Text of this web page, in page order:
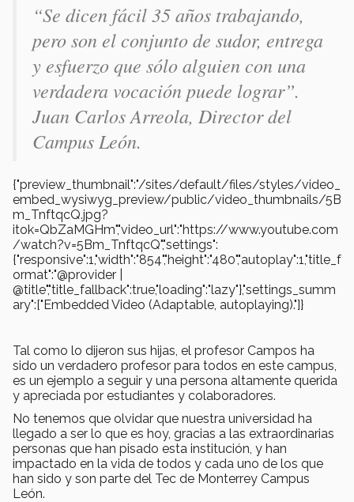
“Se dicen fácil 35 años trabajando,
pero son el conjunto de sudor, entrega
y esfuerzo que sólo alguien con una
verdadera vocación puede lograr”.
Juan Carlos Arreola, Director del
Campus León.
{"preview_thumbnail":"/sites/default/files/styles/video_
embed_wysiwyg_preview/public/video_thumbnails/5B
m_TnftqcQ.jpg?
itok=QbZaMGHm","video_url":"https://www.youtube.com
/watch?v=5Bm_TnftqcQ","settings":
{"responsive":1,"width":"854","height":"480","autoplay":1,"title_f
ormat":"@provider |
@title","title_fallback":true,"loading":"lazy"},"settings_summ
ary":["Embedded Video (Adaptable, autoplaying)."]}
Tal como lo dijeron sus hijas, el profesor Campos ha
sido un verdadero profesor para todos en este campus,
es un ejemplo a seguir y una persona altamente querida
y apreciada por estudiantes y colaboradores.
No tenemos que olvidar que nuestra universidad ha
llegado a ser lo que es hoy, gracias a las extraordinarias
personas que han pisado esta institución, y han
impactado en la vida de todos y cada uno de los que
han sido y son parte del Tec de Monterrey Campus
León.